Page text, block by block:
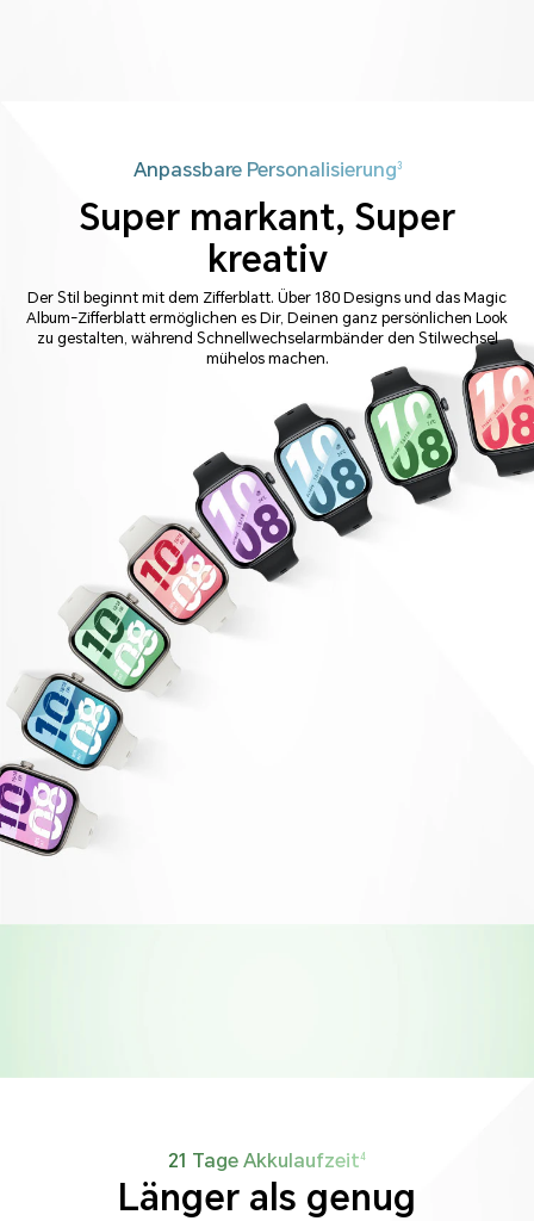
Anpassbare Personalisierung3
Super markant, Super
kreativ
Der Stil beginnt mit dem Zifferblatt. Über 180 Designs und das Magic
Album-Zifferblatt ermöglichen es Dir, Deinen ganz persönlichen Look
zu gestalten, während Schnellwechselarmbänder den Stilwechsel
mühelos machen.
Leistungsstark und
21 Tage Akkulaufzeit4
Länger als genug